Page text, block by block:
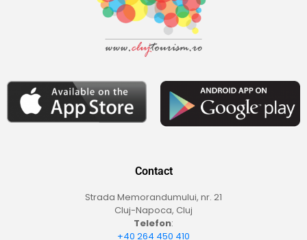
Contact
Strada Memorandumului, nr. 21
Cluj-Napoca, Cluj
Telefon:
+40 264 450 410